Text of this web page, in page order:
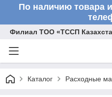
По наличию товара
Филиал ТОО «ТССП
Каталог Расходные